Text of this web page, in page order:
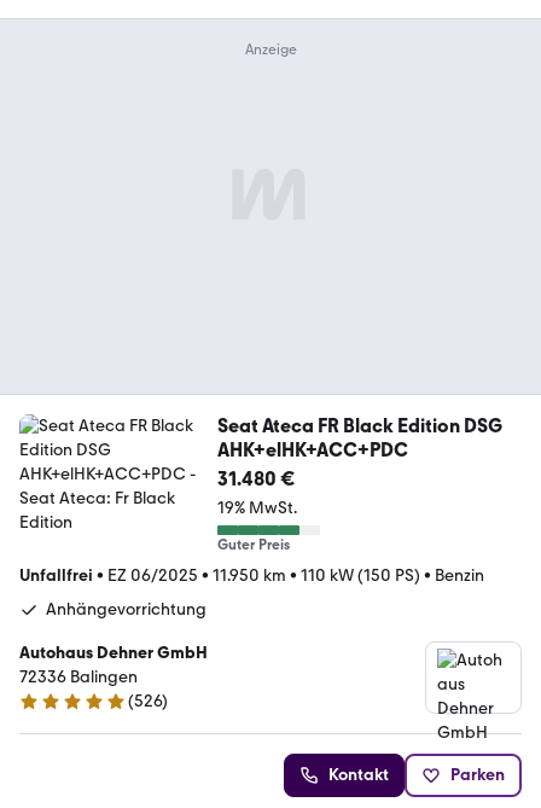
Seat Ateca FR Black Edition DSG
AHK+elHK+ACC+PDC
31.480 €
19% MwSt.
Guter Preis
Unfallfrei • EZ 06/2025 • 11.950 km • 110 kW (150 PS) • Benzin
Anhängevorrichtung
Autohaus Dehner GmbH
72336 Balingen
4.9 Sterne
(526)
Kontakt Parken